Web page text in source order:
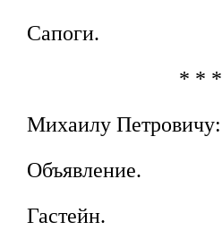
Сапоги.
* * *
Михаилу Петровичу:
Объявление.
Гастейн.